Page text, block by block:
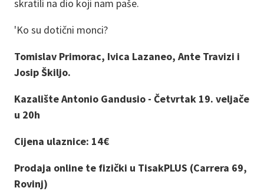
skratili na dio koji nam paše.
'Ko su dotični monci?
Tomislav Primorac, Ivica Lazaneo, Ante Travizi i
Josip Škiljo.
Kazalište Antonio Gandusio - Četvrtak 19. veljače
u 20h
Cijena ulaznice: 14€
Prodaja online te fizički u TisakPLUS (Carrera 69,
Rovinj)